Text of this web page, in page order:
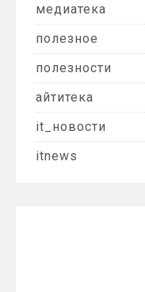
медиатека
полезное
полезности
айтитека
it_новости
itnews